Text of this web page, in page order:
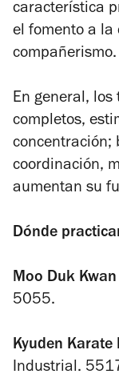
característica
el fomento a la
compañerismo.
En general, los
completos,
concentración;
coordinación,
aumentan su
Dónde
Moo Duk Kwan
5055.
Kyuden Karate
Industrial.